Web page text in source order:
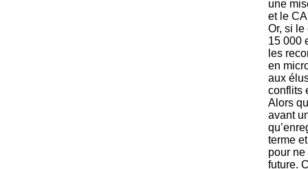
une
et le
Or, si
15 000
les
en
aux
conflits
Alors
avant
terme
pour ne
future.